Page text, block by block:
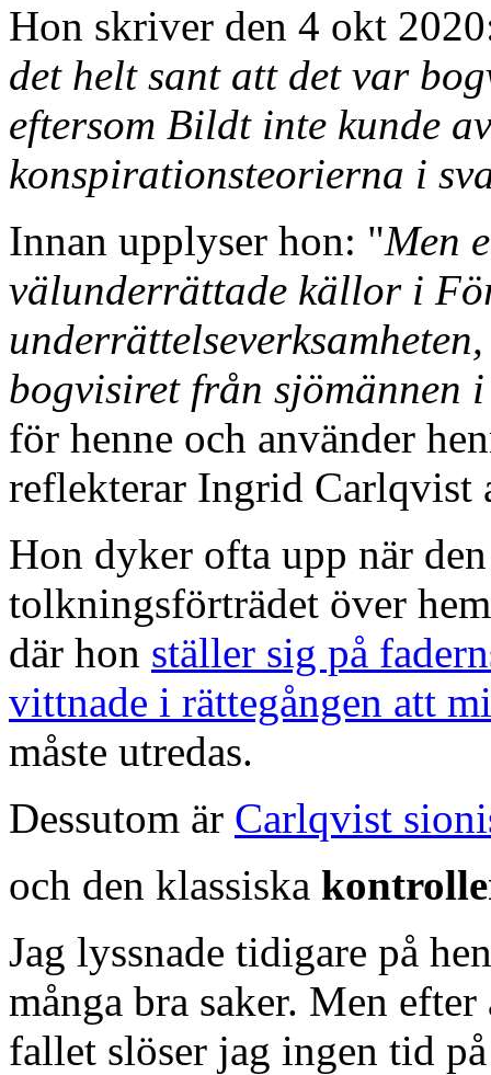
Hon skriver den 4 okt
det helt sant att det var
eftersom Bildt inte kunde
konspirationsteorierna i
Innan upplyser hon: "Men
välunderrättade källor i
bogvisiret från sjömännen
för henne och använder
reflekterar Ingrid Carlqvist
Hon dyker ofta upp när
tolkningsförträdet över
där hon ställer sig på
vittnade i rättegången att
måste utredas.
Dessutom är Carlqvist
och den klassiska
Jag lyssnade tidigare på
många bra saker. Men
fallet slöser jag ingen tid